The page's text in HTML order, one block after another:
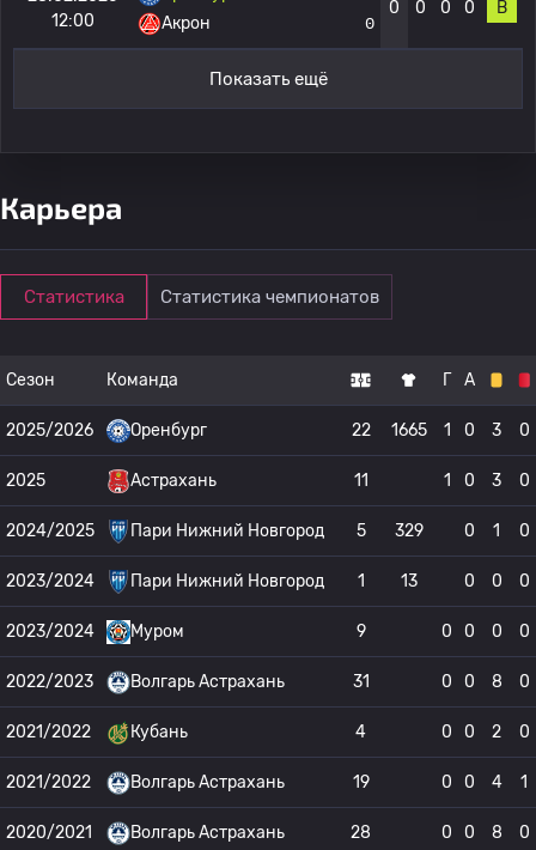
12:00
Акрон
0
0 0 0 0 В
Показать ещё
Карьера
Статистика Статистика чемпионатов
Сезон Команда Г А
2025/2026 Оренбург 22 1665 1 0 3 0
2025 Астрахань 11 1 0 3 0
2024/2025 Пари Нижний Новгород 5 329 0 1 0
2023/2024 Пари Нижний Новгород 1 13 0 0 0
2023/2024 Муром 9 0 0 0 0
2022/2023 Волгарь Астрахань 31 0 0 8 0
2021/2022 Кубань 4 0 0 2 0
2021/2022 Волгарь Астрахань 19 0 0 4 1
2020/2021 Волгарь Астрахань 28 0 0 8 0